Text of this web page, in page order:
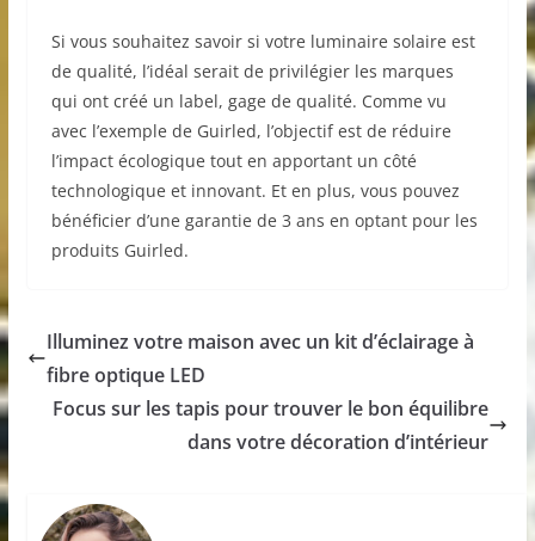
Si vous souhaitez savoir si votre luminaire solaire est
de qualité, l’idéal serait de privilégier les marques
qui ont créé un label, gage de qualité. Comme vu
avec l’exemple de Guirled, l’objectif est de réduire
l’impact écologique tout en apportant un côté
technologique et innovant. Et en plus, vous pouvez
bénéficier d’une garantie de 3 ans en optant pour les
produits Guirled.
Illuminez votre maison avec un kit d’éclairage à
fibre optique LED
Focus sur les tapis pour trouver le bon équilibre
dans votre décoration d’intérieur